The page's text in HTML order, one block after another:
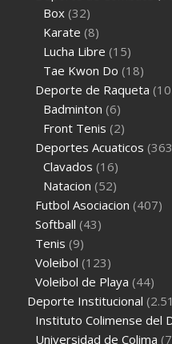
Box (32)
Karate (8)
Lucha Libre (15)
Tae Kwon Do (18)
Deporte de Raqueta
Badminton (6)
Front Tenis (2)
Deportes Acuaticos
Clavados (16)
Natacion (52)
Futbol Asociacion (407)
Softball (43)
Tenis (9)
Voleibol (123)
Voleibol de Playa (44)
Deporte Institucional
Instituto Colimense del
Universidad de Colima